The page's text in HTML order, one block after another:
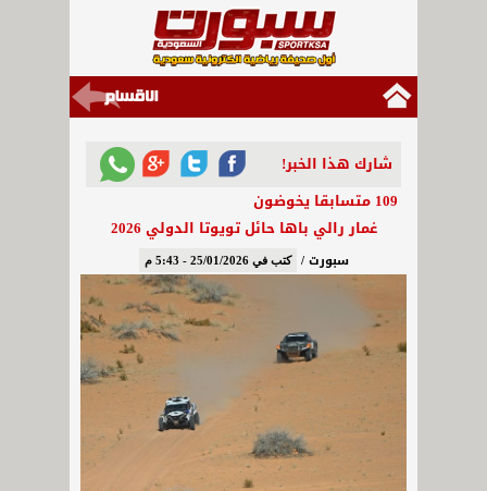
شارك هذا الخبر!
109 متسابقا يخوضون
غمار رالي باها حائل تويوتا الدولي 2026
سبورت / كتب في 25/01/2026 - 5:43 م